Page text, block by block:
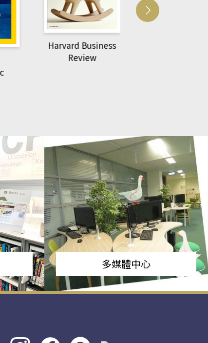
Harvard Business
Review
多媒體中心